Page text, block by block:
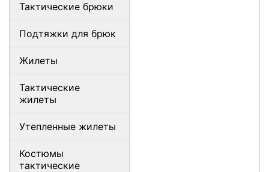
Тактические брюки
Подтяжки для брюк
Жилеты
Тактические
жилеты
Утепленные жилеты
Костюмы
тактические